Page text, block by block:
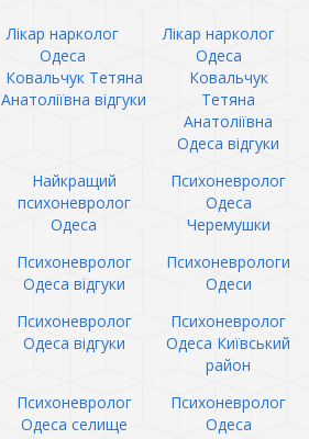
Лікар нарколог
Одеса
Лікар нарколог
Одеса
Ковальчук Тетяна
Анатоліївна відгуки
Ковальчук
Тетяна
Анатоліївна
Одеса відгуки
Найкращий
психоневролог
Одеса
Психоневролог
Одеса
Черемушки
Психоневролог
Одеса відгуки
Психоневрологи
Одеси
Психоневролог
Одеса відгуки
Психоневролог
Одеса Київський
район
Психоневролог
Одеса селище
Психоневролог
Одеса